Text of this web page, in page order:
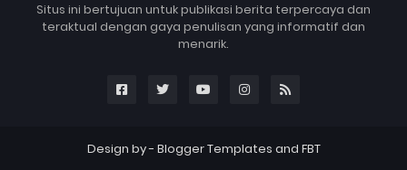
Situs ini bertujuan untuk publikasi berita terpercaya dan
teraktual dengan gaya penulisan yang informatif dan
menarik.
Design by - Blogger Templates and FBT